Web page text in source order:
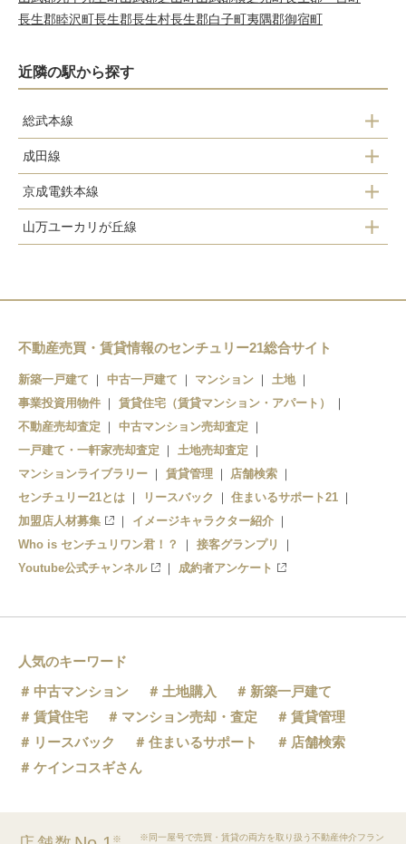
長生郡睦沢町長生郡長生村長生郡白子町夷隅郡御宿町
近隣の駅から探す
総武本線
佐倉駅
成田線
佐倉駅
京成電鉄本線
志津駅
京成佐倉駅
大佐倉駅
山万ユーカリが丘線
地区センター駅
公園駅
女子大駅
中学校駅
井野駅
公園駅
不動産売買・賃貸情報のセンチュリー21総合サイト
新築一戸建て 中古一戸建て マンション
土地
事業投資用物件
賃貸住宅（賃貸マンション・アパート）
不動産売却査定
中古マンション売却査定
一戸建て・一軒家売却査定
土地売却査定
マンションライブラリー
賃貸管理
店舗検索
センチュリー21とは
リースバック
住まいるサポート21
加盟店人材募集
イメージキャラクター紹介
Who is センチュリワン君！？
接客グランプリ
Youtube公式チャンネル
成約者アンケート
人気のキーワード
中古マンション
土地購入
新築一戸建て
賃貸住宅
マンション売却・査定
賃貸管理
リースバック
住まいるサポート
店舗検索
ケインコスギさん
※ ※同一屋号で売買・賃貸の両方を取り扱う不動産仲介フラン